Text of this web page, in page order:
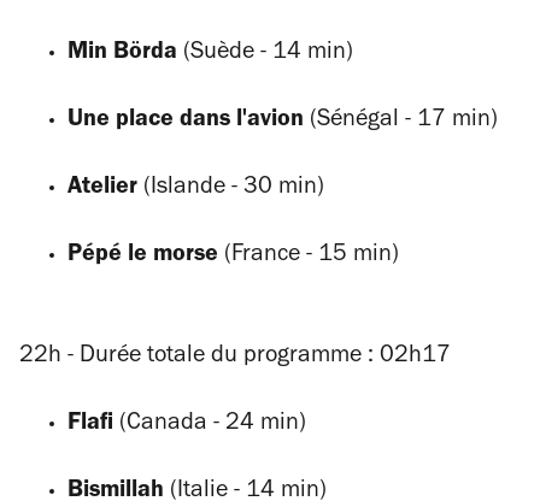
Min Börda (Suède - 14 min)
Une place dans l'avion (Sénégal - 17 min)
Atelier (Islande - 30 min)
Pépé le morse (France - 15 min)
22h - Durée totale du programme : 02h17
Flafi (Canada - 24 min)
Bismillah (Italie - 14 min)